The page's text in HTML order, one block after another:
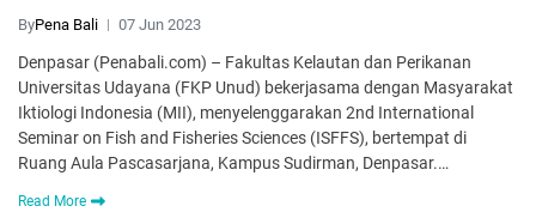
ByPena Bali 07 Jun 2023
Denpasar (Penabali.com) – Fakultas Kelautan dan Perikanan
Universitas Udayana (FKP Unud) bekerjasama dengan Masyarakat
Iktiologi Indonesia (MII), menyelenggarakan 2nd International
Seminar on Fish and Fisheries Sciences (ISFFS), bertempat di
Ruang Aula Pascasarjana, Kampus Sudirman, Denpasar.…
Read More